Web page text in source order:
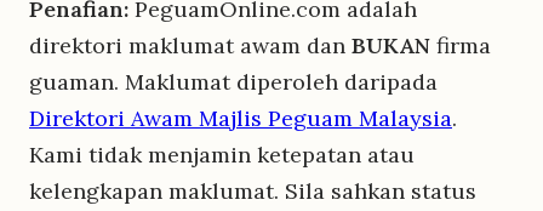
Penafian: PeguamOnline.com adalah
direktori maklumat awam dan BUKAN firma
guaman. Maklumat diperoleh daripada
Direktori Awam Majlis Peguam Malaysia.
Kami tidak menjamin ketepatan atau
kelengkapan maklumat. Sila sahkan status